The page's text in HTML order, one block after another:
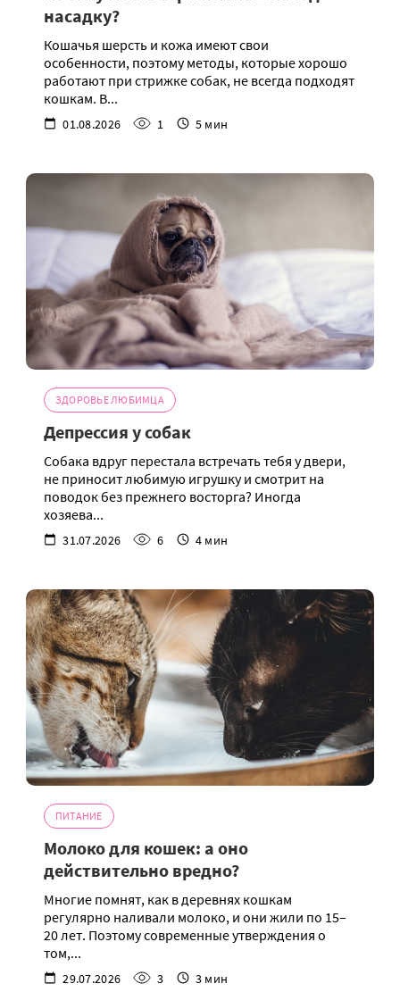
насадку?
Кошачья шерсть и кожа имеют свои
особенности, поэтому методы, которые хорошо
работают при стрижке собак, не всегда подходят
кошкам. В...
01.08.2026 1 5 мин
ЗДОРОВЬЕ ЛЮБИМЦА
Депрессия у собак
Собака вдруг перестала встречать тебя у двери,
не приносит любимую игрушку и смотрит на
поводок без прежнего восторга? Иногда
хозяева...
31.07.2026 6 4 мин
ПИТАНИЕ
Молоко для кошек: а оно
действительно вредно?
Многие помнят, как в деревнях кошкам
регулярно наливали молоко, и они жили по 15–
20 лет. Поэтому современные утверждения о
том,...
29.07.2026 3 3 мин